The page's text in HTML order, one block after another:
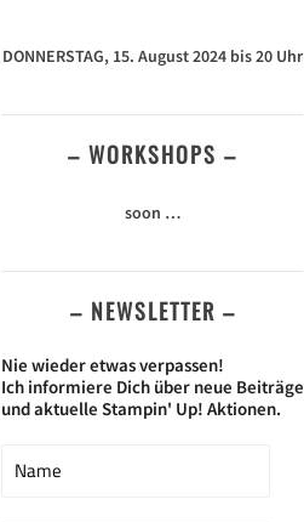
DONNERSTAG, 15. August 2024 bis 20 Uhr
– WORKSHOPS –
soon …
– NEWSLETTER –
Nie wieder etwas verpassen!
Ich informiere Dich über neue Beiträge
und aktuelle Stampin' Up! Aktionen.